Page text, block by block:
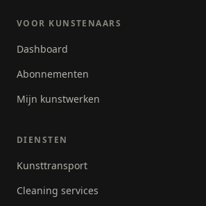
VOOR KUNSTENAARS
Dashboard
Abonnementen
Mijn kunstwerken
DIENSTEN
Kunsttransport
Cleaning services